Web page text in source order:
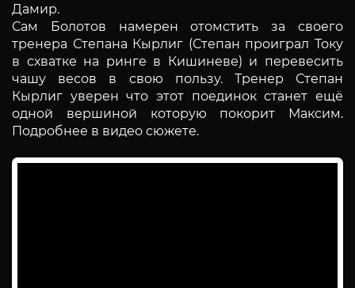
Дамир.
Сам Болотов намерен отомстить за своего
тренера Степана Кырлиг (Степан проиграл Току
в схватке на ринге в Кишиневе) и перевесить
чашу весов в свою пользу. Тренер Степан
Кырлиг уверен что этот поединок станет ещё
одной вершиной которую покорит Максим.
Подробнее в видео сюжете.